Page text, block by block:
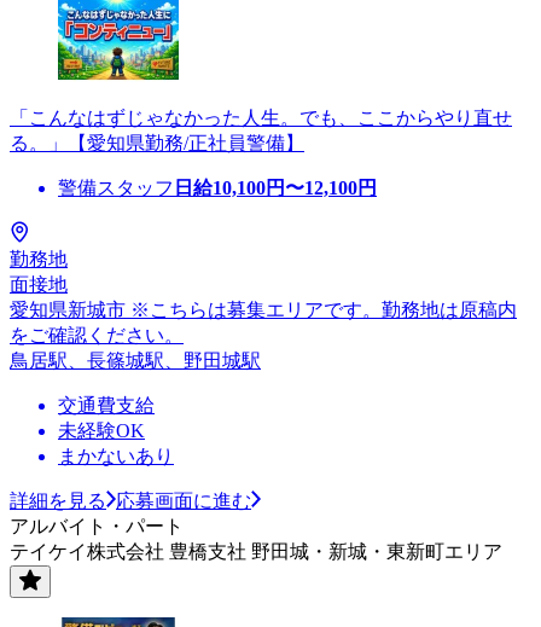
「こんなはずじゃなかった人生。でも、ここからやり直せ
る。」【愛知県勤務/正社員警備】
警備スタッフ 日給10,100円〜12,100円
勤務地
面接地
愛知県新城市 ※こちらは募集エリアです。勤務地は原稿内
をご確認ください。
鳥居駅、長篠城駅、野田城駅
交通費支給
未経験OK
まかないあり
詳細を見る
応募画面に進む
アルバイト・パート
テイケイ株式会社 豊橋支社 野田城・新城・東新町エリア